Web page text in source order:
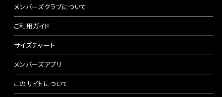
メンバーズクラブについて
ご利用ガイド
サイズチャート
メンバーズアプリ
このサイトについて